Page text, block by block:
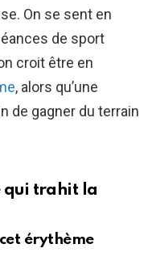
On se sent en
de sport
croit être en
, alors qu’une
de gagner du terrain
qui trahit la
érythème